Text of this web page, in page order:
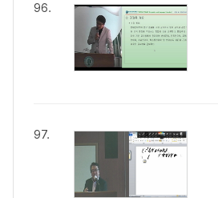
96.
97.